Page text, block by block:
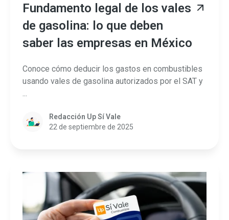
Fundamento legal de los vales
de gasolina: lo que deben
saber las empresas en México
Conoce cómo deducir los gastos en combustibles
usando vales de gasolina autorizados por el SAT y
...
Redacción Up Sí Vale
22 de septiembre de 2025